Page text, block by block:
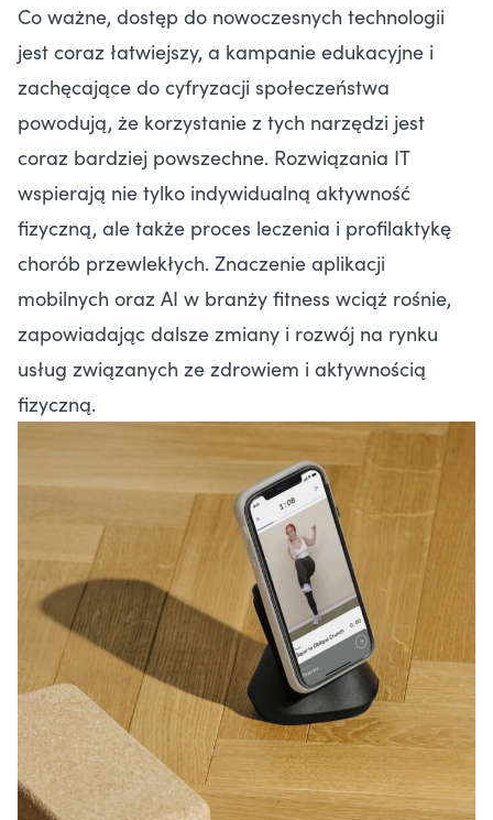
Co ważne, dostęp do nowoczesnych technologii
jest coraz łatwiejszy, a kampanie edukacyjne i
zachęcające do cyfryzacji społeczeństwa
powodują, że korzystanie z tych narzędzi jest
coraz bardziej powszechne. Rozwiązania IT
wspierają nie tylko indywidualną aktywność
fizyczną, ale także proces leczenia i profilaktykę
chorób przewlekłych. Znaczenie aplikacji
mobilnych oraz AI w branży fitness wciąż rośnie,
zapowiadając dalsze zmiany i rozwój na rynku
usług związanych ze zdrowiem i aktywnością
fizyczną.